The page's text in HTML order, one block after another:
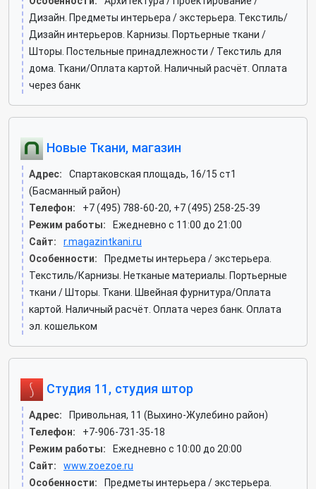
Дизайн. Предметы интерьера / экстерьера. Текстиль/
Дизайн интерьеров. Карнизы. Портьерные ткани /
Шторы. Постельные принадлежности / Текстиль для
дома. Ткани/Оплата картой. Наличный расчёт. Оплата
через банк
Новые Ткани, магазин
Адрес:
Спартаковская площадь, 16/15 ст1
(Басманный район)
Телефон:
+7 (495) 788-60-20, +7 (495) 258-25-39
Режим работы:
Ежедневно с 11:00 до 21:00
Сайт:
r.magazintkani.ru
Особенности:
Предметы интерьера / экстерьера.
Текстиль/Карнизы. Нетканые материалы. Портьерные
ткани / Шторы. Ткани. Швейная фурнитура/Оплата
картой. Наличный расчёт. Оплата через банк. Оплата
эл. кошельком
Студия 11, студия штор
Адрес:
Привольная, 11 (Выхино-Жулебино район)
Телефон:
+7-906-731-35-18
Режим работы:
Ежедневно с 10:00 до 20:00
Сайт:
www.zoezoe.ru
Особенности:
Предметы интерьера / экстерьера.